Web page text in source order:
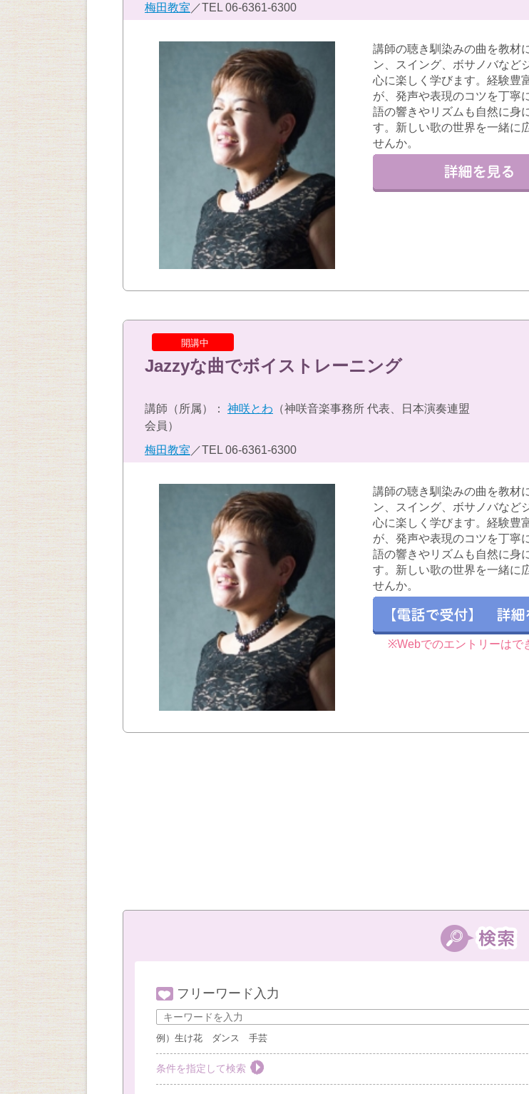
梅田教室 ／TEL 06-6361-6300
講師の聴き馴染みの曲を教材
ン、スイング、ボサノバなど
心に楽しく学びます。経験豊
が、発声や表現のコツを丁寧
語の響きやリズムも自然に身
す。新しい歌の世界を一緒に
せんか。
開講中
Jazzyな曲でボイストレーニング
講師（所属）： 神咲とわ （神咲音楽事務所 代表、日本演奏連盟
会員）
梅田教室 ／TEL 06-6361-6300
講師の聴き馴染みの曲を教材
ン、スイング、ボサノバなど
心に楽しく学びます。経験豊
が、発声や表現のコツを丁寧
語の響きやリズムも自然に身
す。新しい歌の世界を一緒に
せんか。
※Webでのエントリーはで
フリーワード入力
例）生け花 ダンス 手芸
条件を指定して検索